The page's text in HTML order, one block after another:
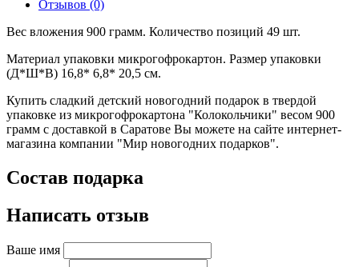
Отзывов (0)
Вес вложения 900 грамм. Количество позиций 49 шт.
Материал упаковки микрогофрокартон. Размер упаковки
(Д*Ш*В) 16,8* 6,8* 20,5 см.
Купить сладкий детский новогодний подарок в твердой
упаковке из микрогофрокартона "Колокольчики" весом 900
грамм с доставкой в Саратове Вы можете на сайте интернет-
магазина компании "Мир новогодних подарков".
Состав подарка
Написать отзыв
Ваше имя